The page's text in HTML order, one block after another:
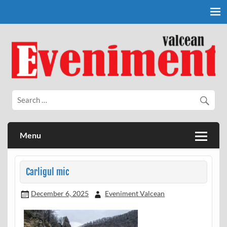
Eveniment Valcean
Menu
Carligul mic
December 6, 2025 Eveniment Valcean